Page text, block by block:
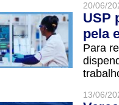
20/06/
USP
pela
Para
13/06/